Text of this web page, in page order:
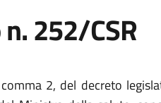
252/CSR
2, del decreto